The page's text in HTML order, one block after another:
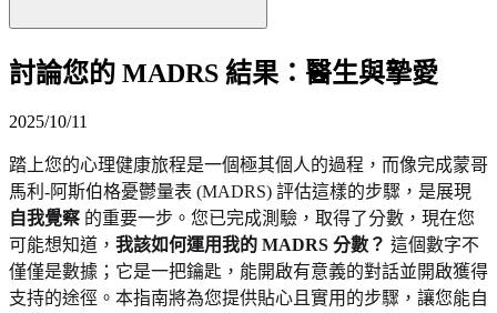
討論您的 MADRS 結果：醫生與摯愛
2025/10/11
踏上您的心理健康旅程是一個極其個人的過程，而像完成蒙哥
馬利-阿斯伯格憂鬱量表 (MADRS) 評估這樣的步驟，是展現
自我覺察 的重要一步。您已完成測驗，取得了分數，現在您
可能想知道， 我該如何運用我的 MADRS 分數？ 這個數字不
僅僅是數據；它是一把鑰匙，能開啟有意義的對話並開啟獲得
支持的途徑。本指南將為您提供貼心且實用的步驟，讓您能自